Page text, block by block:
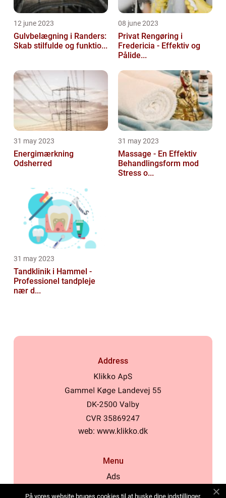
12 june 2023
Gulvbelægning i Randers:
Skab stilfulde og funktio...
08 june 2023
Privat Rengøring i
Fredericia - Effektiv og
Pålide...
31 may 2023
Energimærkning
Odsherred
31 may 2023
Massage - En Effektiv
Behandlingsform mod
Stress o...
31 may 2023
Tandklinik i Hammel -
Professionel tandpleje
nær d...
Address
web: www.klikko.dk
Menu
Ads
På vores website bruges cookies til at huske dine indstillinger,